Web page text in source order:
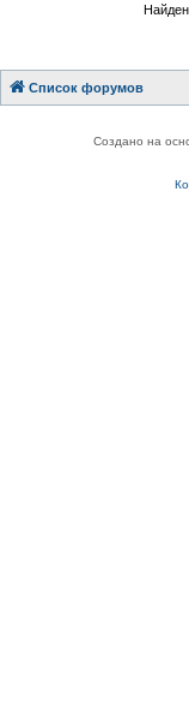
Список форумов
Создано на